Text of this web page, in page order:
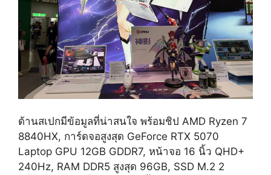
ด้านสเปกมีข้อมูลที่น่าสนใจ พร้อมชิป AMD Ryzen 7
8840HX, การ์ดจอสูงสุด GeForce RTX 5070
Laptop GPU 12GB GDDR7, หน้าจอ 16 นิ้ว QHD+
240Hz, RAM DDR5 สูงสุด 96GB, SSD M.2 2